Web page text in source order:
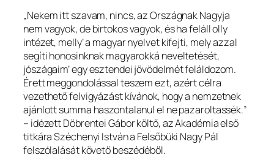
„Nekem itt szavam, nincs, az Országnak Nagyja
nem vagyok, de birtokos vagyok, és ha feláll olly
intézet, melly’ a magyar nyelvet kifejti, mely azzal
segíti honosinknak magyarokká neveltetését,
jószágaim’ egy esztendei jövödelmét feláldozom.
Érett meggondolással teszem ezt, azért célra
vezethető felvigyázást kívánok, hogy a nemzetnek
ajánlott summa haszontalanul el ne pazaroltassék.”
– idézett Döbrentei Gábor költő, az Akadémia első
titkára Széchenyi István a Felsőbüki Nagy Pál
felszólalását követő beszédéből.